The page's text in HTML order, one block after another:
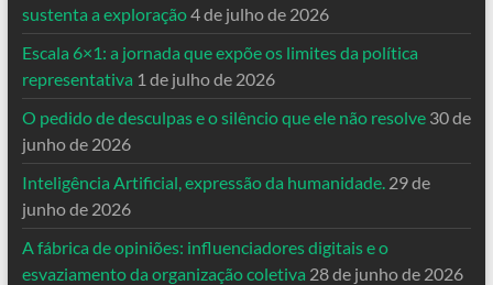
sustenta a exploração4 de julho de 2026
Escala 6×1: a jornada que expõe os limites da política
representativa 1 de julho de 2026
O pedido de desculpas e o silêncio que ele não resolve 30 de
junho de 2026
Inteligência Artificial, expressão da humanidade. 29 de
junho de 2026
A fábrica de opiniões: influenciadores digitais e o
esvaziamento da organização coletiva 28 de junho de 2026